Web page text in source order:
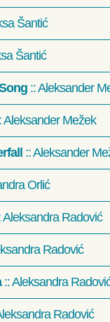
Šantić
Šantić
:: Aleksander
Aleksander Mežek
:: Aleksander
Orlić
Aleksandra Radović
Radović
:: Aleksandra
Radović